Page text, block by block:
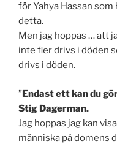
för Yahya Hassan
detta.
Men jag hoppas … att
inte fler drivs i döden
drivs i döden.
”Endast ett kan du
Stig Dagerman.
Jag hoppas jag kan
människa på domens